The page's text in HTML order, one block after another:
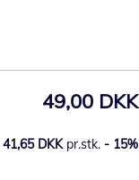
49,00 DKK
41,65 DKK pr.stk. - 15%